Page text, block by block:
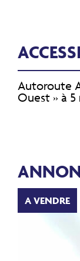
Autoroute
Ouest » à 5
A VENDRE